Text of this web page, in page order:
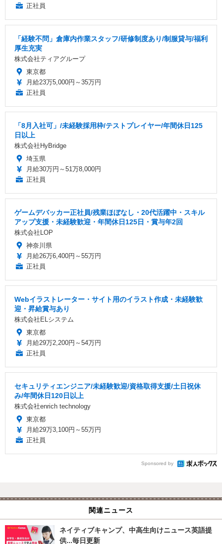
正社員
「経験不問」倉庫内作業スタッフ/研修制度あり/制服貸与/福利
厚生充実
株式会社ティアグループ
東京都
月給23万5,000円～35万円
正社員
「8月入社可」/未経験採用枠/テストプレイヤー/年間休日125
日以上
株式会社HyBridge
埼玉県
月給30万円～51万8,000円
正社員
ゲームデバッカー正社員/残業ほぼなし・20代活躍中・スキル
アップ支援・未経験歓迎・年間休日125日・賞与年2回
株式会社LOP
神奈川県
月給26万6,400円～55万円
正社員
Webイラストレーター・サイト用のイラスト作成・未経験歓
迎・昇給賞与あり
株式会社ELシステム
東京都
月給29万2,200円～54万円
正社員
セキュリティエンジニア/未経験歓迎/資格取得支援/土日祝休
み/年間休日120日以上
株式会社enrich technology
東京都
月給29万3,100円～55万円
正社員
Sponsored by
関連ニュース
ネイティブキャンプ、中高生向けニュース英語提
供...毎日更新